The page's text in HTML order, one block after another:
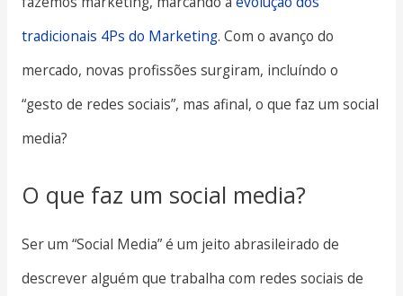
tradicionais 4Ps do Marketing. Com o avanço do
mercado, novas profissões surgiram, incluíndo o
“gesto de redes sociais”, mas afinal, o que faz um social
media?
O que faz um social media?
Ser um “Social Media” é um jeito abrasileirado de
descrever alguém que trabalha com redes sociais de